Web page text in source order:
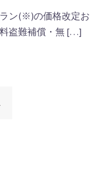
ン(※)の価格改定お
盗難補償・無 […]